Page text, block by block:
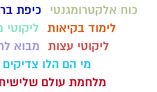
כוח אלקטרומגנטי
כיפת
לימוד בקיאות ליקוטי
ליקוטי עצות מבוא
מי הם הלו
מלחמת עולם